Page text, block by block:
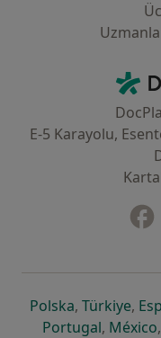
E-5 Karayolu,
Polskayeni bir
, Türkiyeyeni
,
Portugalyeni bir
, México,